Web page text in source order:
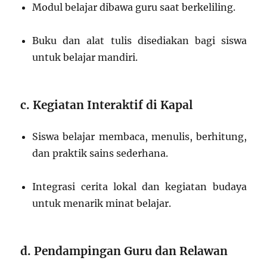
Modul belajar dibawa guru saat berkeliling.
Buku dan alat tulis disediakan bagi siswa
untuk belajar mandiri.
c. Kegiatan Interaktif di Kapal
Siswa belajar membaca, menulis, berhitung,
dan praktik sains sederhana.
Integrasi cerita lokal dan kegiatan budaya
untuk menarik minat belajar.
d. Pendampingan Guru dan Relawan